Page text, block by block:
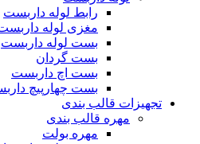
رابط لوله داربست
مغزی لوله
بست لوله داربست
بست گردان
بست اچ داربست
بست چهارپیچ
تجهیزات قالب بندی
مهره قالب بندی
مهره بولت